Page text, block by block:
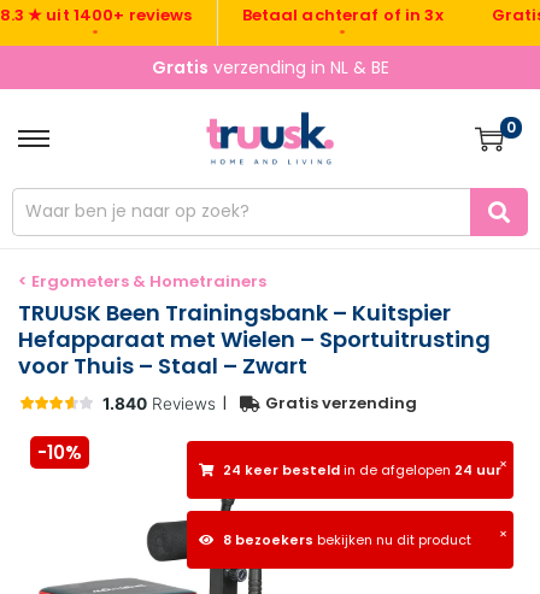
uit 1400+ reviews Betaal achteraf of in 3x Gratis
Gratis verzending in NL & BE
0
< Ergometers & Hometrainers
TRUUSK Been Trainingsbank – Kuitspier
Hefapparaat met Wielen – Sportuitrusting
voor Thuis – Staal – Zwart
| Gratis verzending
×
24 keer besteldin de afgelopen 24 uur
×
8 bezoekers bekijken nu dit product
-10%